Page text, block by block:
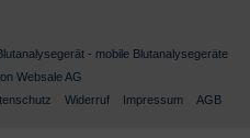
- mobile Blutanalysegeräte
Websale AG
Widerruf Impressum AGB